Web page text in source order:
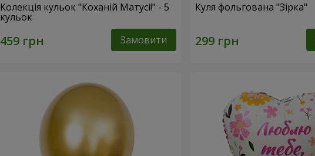
Колекція кульок "Коханій Матусі!" - 5
кульок
Замовити
Куля фольгована "Зірка"